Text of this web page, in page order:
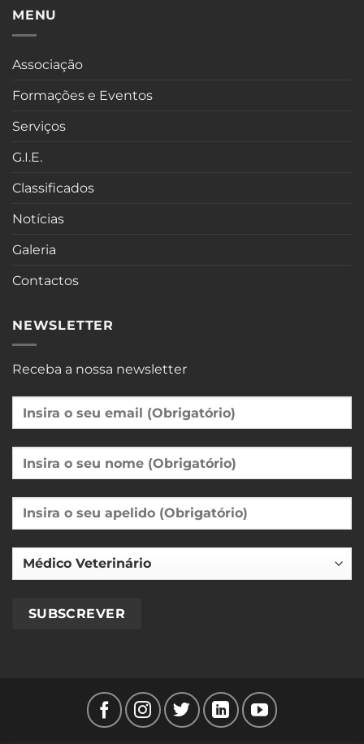
MENU
Associação
Formações e Eventos
Serviços
G.I.E.
Classificados
Notícias
Galeria
Contactos
NEWSLETTER
Receba a nossa newsletter